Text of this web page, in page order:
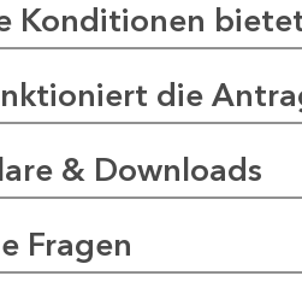
Konditionen
die
& Downloads
Fragen